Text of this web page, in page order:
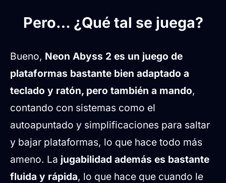
Pero… ¿Qué tal se juega?
Bueno, Neon Abyss 2 es un juego de
plataformas bastante bien adaptado a
teclado y ratón, pero también a mando,
contando con sistemas como el
autoapuntado y simplificaciones para saltar
y bajar plataformas, lo que hace todo más
ameno. La jugabilidad además es bastante
fluida y rápida, lo que hace que cuando le